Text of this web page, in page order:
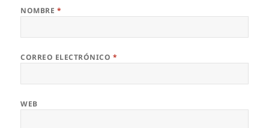
NOMBRE *
CORREO ELECTRÓNICO *
WEB